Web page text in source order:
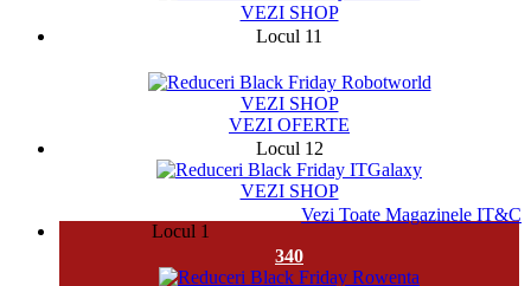
VEZI SHOP
Locul 11
VEZI SHOP
VEZI OFERTE
Locul 12
VEZI SHOP
Vezi Toate Magazinele IT&C
Locul 1
340